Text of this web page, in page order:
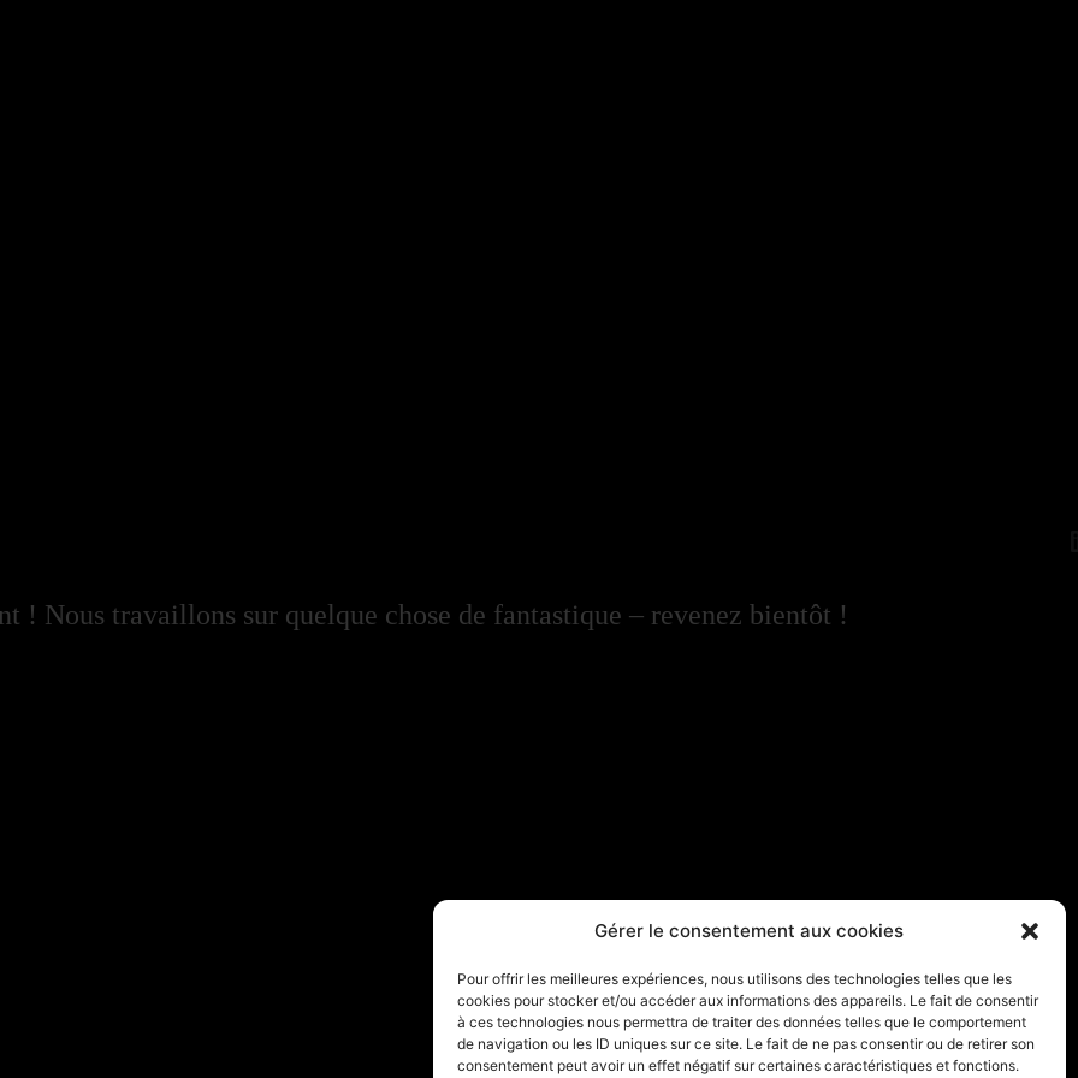
Gérer le consentement aux cookies
Pour offrir les meilleures expériences, nous utilisons des technologies telles que les
cookies pour stocker et/ou accéder aux informations des appareils. Le fait de consentir
à ces technologies nous permettra de traiter des données telles que le comportement
de navigation ou les ID uniques sur ce site. Le fait de ne pas consentir ou de retirer son
consentement peut avoir un effet négatif sur certaines caractéristiques et fonctions.
! Nous travaillons sur quelque chose de fantastique – revenez bientôt !